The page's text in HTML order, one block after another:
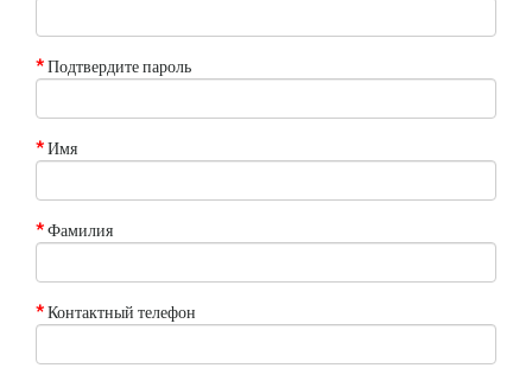
Подтвердите пароль
Имя
Фамилия
Контактный телефон